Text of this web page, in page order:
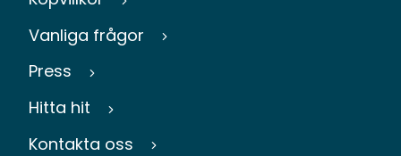
Vanliga frågor
Press
Hitta hit
Kontakta oss